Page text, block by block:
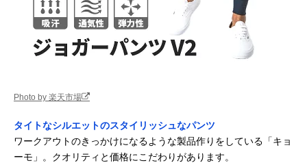
Photo by 楽天市場
タイトなシルエットのスタイリッシュなパンツ
ワークアウトのきっかけになるような製品作りをしている「キョ
ーモ」。クオリティと価格にこだわりがあります。